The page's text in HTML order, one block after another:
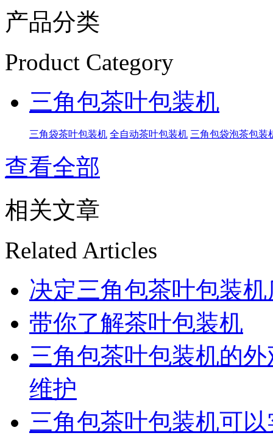
产品分类
Product Category
三角包茶叶包装机
三角袋茶叶包装机 全自动茶叶包装机 三角包袋泡茶包装
查看全部
相关文章
Related Articles
决定三角包茶叶包装
带你了解茶叶包装机
三角包茶叶包装机的
维护
三角包茶叶包装机可